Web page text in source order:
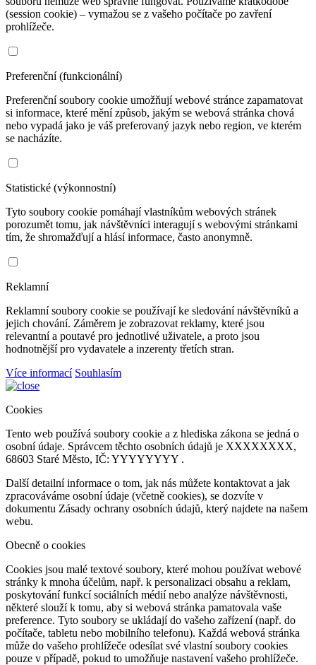
(session cookie) – vymažou se z vašeho počítače po zavření
prohlížeče.
Preferenční (funkcionální)
Preferenční soubory cookie umožňují webové stránce zapamatovat
si informace, které mění způsob, jakým se webová stránka chová
nebo vypadá jako je váš preferovaný jazyk nebo region, ve kterém
se nacházíte.
Statistické (výkonnostní)
Tyto soubory cookie pomáhají vlastníkům webových stránek
porozumět tomu, jak návštěvníci interagují s webovými stránkami
tím, že shromažďují a hlásí informace, často anonymně.
Reklamní
Reklamní soubory cookie se používají ke sledování návštěvníků a
jejich chování. Záměrem je zobrazovat reklamy, které jsou
relevantní a poutavé pro jednotlivé uživatele, a proto jsou
hodnotnější pro vydavatele a inzerenty třetích stran.
Více informací Souhlasím
Cookies
Tento web používá soubory cookie a z hlediska zákona se jedná o
osobní údaje. Správcem těchto osobních údajů je XXXXXXXX,
68603 Staré Město, IČ: YYYYYYYY .
Další detailní informace o tom, jak nás můžete kontaktovat a jak
zpracováváme osobní údaje (včetně cookies), se dozvíte v
dokumentu Zásady ochrany osobních údajů, který najdete na našem
webu.
Obecně o cookies
Cookies jsou malé textové soubory, které mohou používat webové
stránky k mnoha účelům, např. k personalizaci obsahu a reklam,
poskytování funkcí sociálních médií nebo analýze návštěvnosti,
některé slouží k tomu, aby si webová stránka pamatovala vaše
preference. Tyto soubory se ukládají do vašeho zařízení (např. do
počítače, tabletu nebo mobilního telefonu). Každá webová stránka
může do vašeho prohlížeče odesílat své vlastní soubory cookies
pouze v případě, pokud to umožňuje nastavení vašeho prohlížeče.